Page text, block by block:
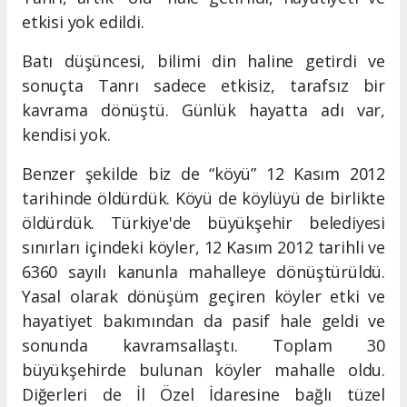
etkisi yok edildi.
Batı düşüncesi, bilimi din haline getirdi ve
sonuçta Tanrı sadece etkisiz, tarafsız bir
kavrama dönüştü. Günlük hayatta adı var,
kendisi yok.
Benzer şekilde biz de “köyü” 12 Kasım 2012
tarihinde öldürdük. Köyü de köylüyü de birlikte
öldürdük. Türkiye'de büyükşehir belediyesi
sınırları içindeki köyler, 12 Kasım 2012 tarihli ve
6360 sayılı kanunla mahalleye dönüştürüldü.
Yasal olarak dönüşüm geçiren köyler etki ve
hayatiyet bakımından da pasif hale geldi ve
sonunda kavramsallaştı. Toplam 30
büyükşehirde bulunan köyler mahalle oldu.
Diğerleri de İl Özel İdaresine bağlı tüzel